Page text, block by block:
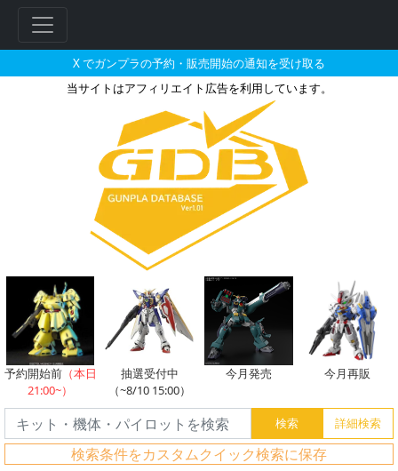
X でガンプラの予約・販売開始の通知を受け取る
当サイトはアフィリエイト広告を利用しています。
30MS オプションヘアスタイル
予約開始前（本日
21:00~）
抽選受付中
（~8/10 15:00）
今月発売 今月再販
検索条件をカスタムクイック検索に保存
ー
索
グ
レ